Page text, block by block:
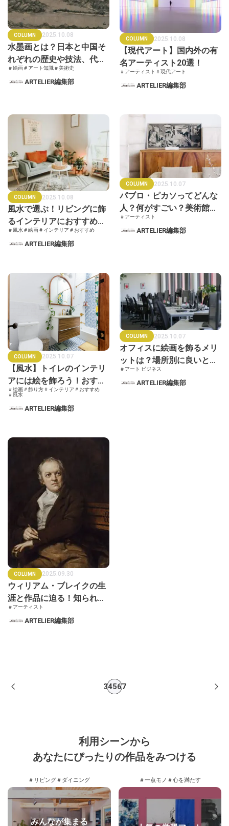
COLUMN 2025.10.08
水墨画とは？日本と中国そ
れぞれの歴史や技法、代表
的な画家について解説しま
す
＃絵画＃アート知識 ＃美術史
ARTELIER編集部
COLUMN 2025.10.08
【現代アート】国内外の有
名アーティスト20選！
＃アーティスト ＃現代アート
ARTELIER編集部
COLUMN 2025.10.08
風水で選ぶ！リビングに飾
るインテリアにおすすめの
絵画と買える場所をご紹介
＃風水 ＃絵画＃インテリア ＃おすすめ
ARTELIER編集部
COLUMN 2025.10.07
パブロ・ピカソってどんな
人？何がすごい？美術館で
飾られている代表作品や本
名・驚きのエピソードを紹
＃アーティスト
ARTELIER編集部
COLUMN 2025.10.07
【風水】トイレのインテリ
アには絵を飾ろう！おすす
めのモチーフや色をトイレ
の方角ごとにご紹介
＃絵画＃飾り方＃インテリア ＃おすすめ
＃風水
ARTELIER編集部
COLUMN 2025.10.07
オフィスに絵画を飾るメリ
ットは？場所別に良いとさ
れる絵画も紹介
＃アート ビジネス
ARTELIER編集部
COLUMN 2025.09.30
ウィリアム・ブレイクの生
涯と作品に迫る！知られざ
る天才の軌跡
＃アーティスト
ARTELIER編集部
34567
利用シーンから
あなたにぴったりの作品をみつける
＃リビング＃ダイニング
みんなが集まる
＃一点モノ ＃心を満たす